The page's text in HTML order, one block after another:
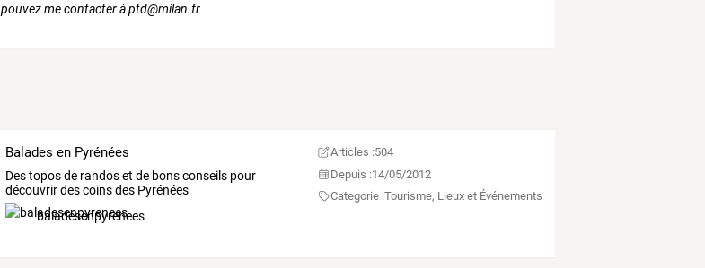
pouvez me contacter à ptd@milan.fr
Balades en Pyrénées
Des topos de randos et de bons conseils pour
découvrir des coins des Pyrénées
baladesenpyrenees
Articles :504
Depuis :14/05/2012
Categorie :Tourisme, Lieux et Événements